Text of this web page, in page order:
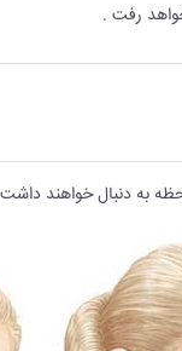
رفت .
به دنبال خواهند